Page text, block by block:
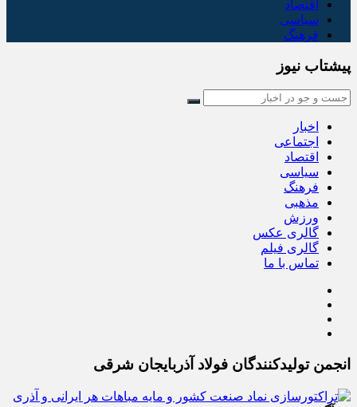
اقتصاد
سیاسی
فرهنگ
پیشتاب نیوز
اخبار
اجتماعی
اقتصاد
سیاسی
فرهنگ
مذهبی
ورزش
گالری عکس
گالری فیلم
تماس با ما
انجمن تولیدکنندگان فولاد آذربایجان شرقی